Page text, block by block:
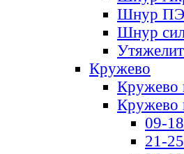
Шнур ПЭ
Шнур
Кружево
Кружево
09-
21-